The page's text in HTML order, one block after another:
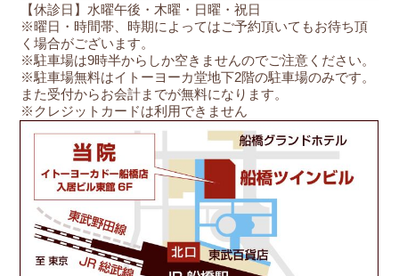
【休診日】水曜午後・木曜・日曜・祝日
※曜日・時間帯、時期によってはご予約頂いてもお待ち頂
く場合がございます。
※駐車場は9時半からしか空きませんのでご注意ください。
※駐車場無料はイトーヨーカ堂地下2階の駐車場のみです。
また受付からお会計までが無料になります。
※クレジットカードは利用できません